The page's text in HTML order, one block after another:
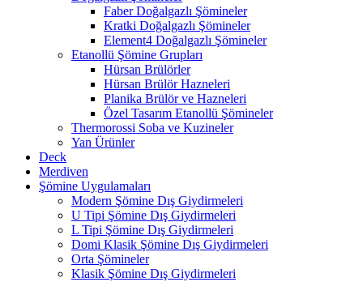
Faber Doğalgazlı Şömineler
Kratki Doğalgazlı Şömineler
Element4 Doğalgazlı Şömineler
Etanollü Şömine Grupları
Hürsan Brülörler
Hürsan Brülör Hazneleri
Planika Brülör ve Hazneleri
Özel Tasarım Etanollü Şömineler
Thermorossi Soba ve Kuzineler
Yan Ürünler
Deck
Merdiven
Şömine Uygulamaları
Modern Şömine Dış Giydirmeleri
U Tipi Şömine Dış Giydirmeleri
L Tipi Şömine Dış Giydirmeleri
Domi Klasik Şömine Dış Giydirmeleri
Orta Şömineler
Klasik Şömine Dış Giydirmeleri